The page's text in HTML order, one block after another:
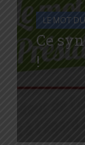
LE MOT
Ce
!